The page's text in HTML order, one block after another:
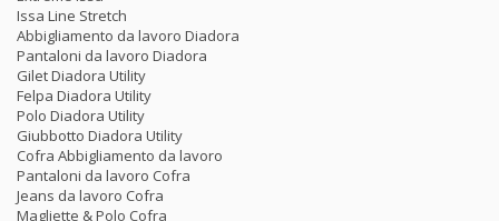
Issa Line Stretch
Abbigliamento da lavoro Diadora
Pantaloni da lavoro Diadora
Gilet Diadora Utility
Felpa Diadora Utility
Polo Diadora Utility
Giubbotto Diadora Utility
Cofra Abbigliamento da lavoro
Pantaloni da lavoro Cofra
Jeans da lavoro Cofra
Magliette & Polo Cofra